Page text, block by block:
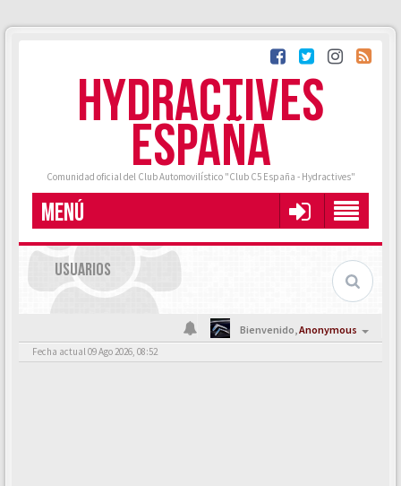
HYDRACTIVES
ESPAÑA
Comunidad oficial del Club Automovilístico "Club C5 España - Hydractives"
MENÚ
USUARIOS
Bienvenido,Anonymous
Fecha actual 09 Ago 2026, 08:52